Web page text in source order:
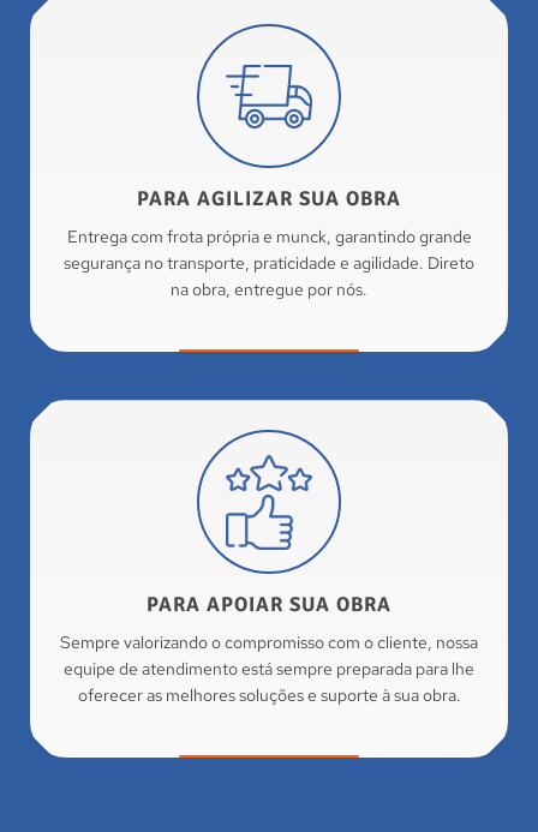
PARA AGILIZAR SUA OBRA
Entrega com frota própria e munck, garantindo grande
segurança no transporte, praticidade e agilidade. Direto
na obra, entregue por nós.
PARA APOIAR SUA OBRA
Sempre valorizando o compromisso com o cliente, nossa
equipe de atendimento está sempre preparada para lhe
oferecer as melhores soluções e suporte à sua obra.